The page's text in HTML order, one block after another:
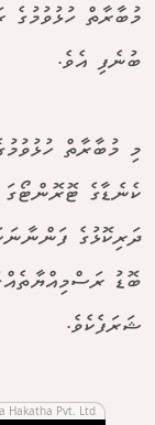
މުބާރާތް
ބުނެފި އެވެ.
މި މުބާރާތް
ކެނެޑާގެ
ދަރިކޮޅުގެ
ބޮޑު
ޝަރަފެކެވެ.
Hakatha Pvt. Ltd